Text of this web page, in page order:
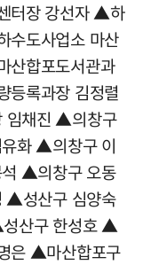
터장 강선자 ▲하
수도사업소 마산
산합포도서관과
등록과장 김정렬
임채진 ▲의창구
화 ▲의창구 이
▲의창구 오동
▲성산구 심양숙
산구 한성호 ▲
은 ▲마산합포구